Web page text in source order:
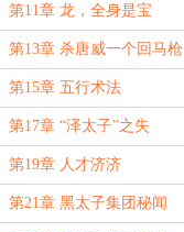
第11章 龙，全身是宝
第13章 杀唐威一个回马枪
第15章 五行术法
第17章 “泽太子”之失
第19章 人才济济
第21章 黑太子集团秘闻